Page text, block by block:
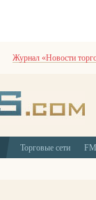
Журнал «Новости
Торговые сети